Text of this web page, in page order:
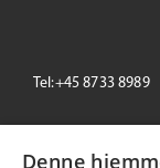
Tel:+45 8733 8989
Denne